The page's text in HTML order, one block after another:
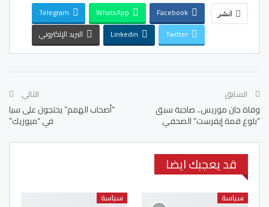
انشر Facebook
WhatsApp
Telegram
Twitter
Linkedin البريد الإلكتروني
السابق
وفاة جان موريس.. صاحبة سبق
“بلوغ قمة إيفرست” الصحفي
التالي
“أصحاب الهمم” يحتجون على سيا
في “ميوزيك”
قد يعجبك ايضا
سياسة سياسة